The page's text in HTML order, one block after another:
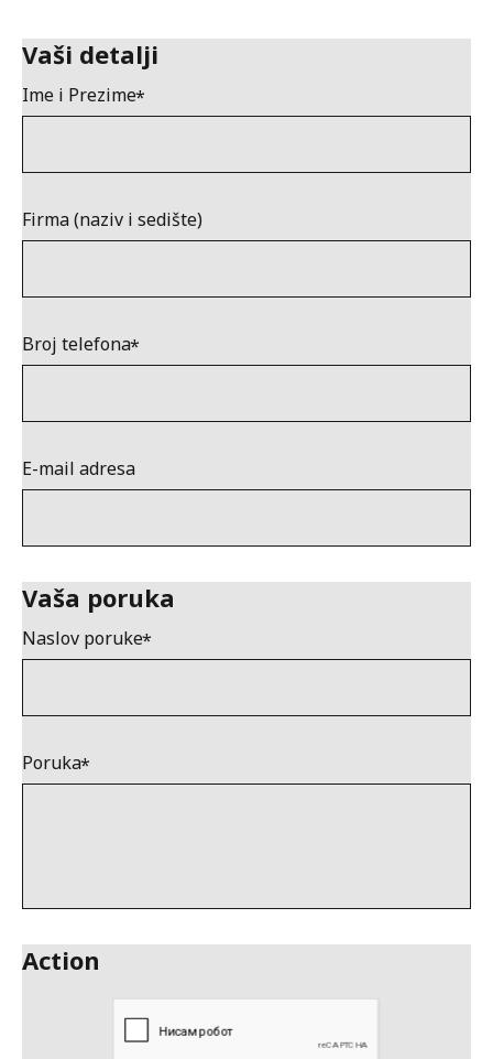
Vaši detalji
Ime i Prezime
Firma (naziv i sedište)
Broj telefona
E-mail adresa
Vaša poruka
Naslov poruke
Poruka
Action